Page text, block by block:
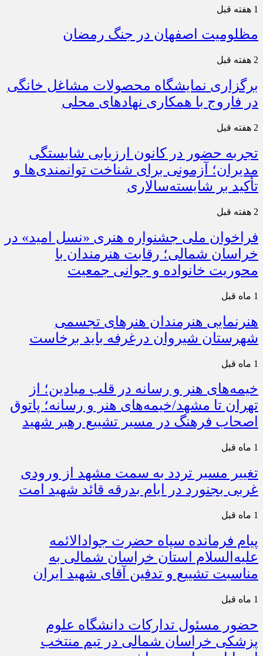
1 هفته قبل
مظلومیت اصفهان در جنگ رمضان
2 هفته قبل
برگزاری نمایشگاه محصولات مشاغل خانگی
در فاروج با همکاری نهادهای محلی
2 هفته قبل
تجربه حضور در کانون ارزیابی شایستگی
مدیران؛ آزمونی برای شناخت توانمندی‌ها و
تأکید بر شایسته‌سالاری
2 هفته قبل
فراخوان ملی جشنواره هنری «نسل امید» در
خراسان شمالی؛ رقابت هنرمندان با
محوریت خانواده و جوانی جمعیت
1 ماه قبل
هنرنمایی هنرمندان هنرهای تجسمی
شهرستان شیروان درغرفه باید برخاست
1 ماه قبل
خیمه‌های هنر و رسانه در قلب میادین؛ از
تهران تا مشهد/خیمه‌های هنر و رسانه؛ پاتوق
اصحاب فرهنگ در مسیر تشییع رهبر شهید
1 ماه قبل
تغییر مسیر تردد به سمت مشهد از ورودی
غربی بجنورد در ایام بدرقه قائد شهید امت
1 ماه قبل
پیام فرمانده سپاه حضرت جوادالائمه
علیه‌السلام استان خراسان شمالی به
مناسبت تشییع و تدفین آقای شهید ایران
1 ماه قبل
حضور مسئول تدارکات دانشگاه علوم
پزشکی خراسان شمالی در تیم منتخب